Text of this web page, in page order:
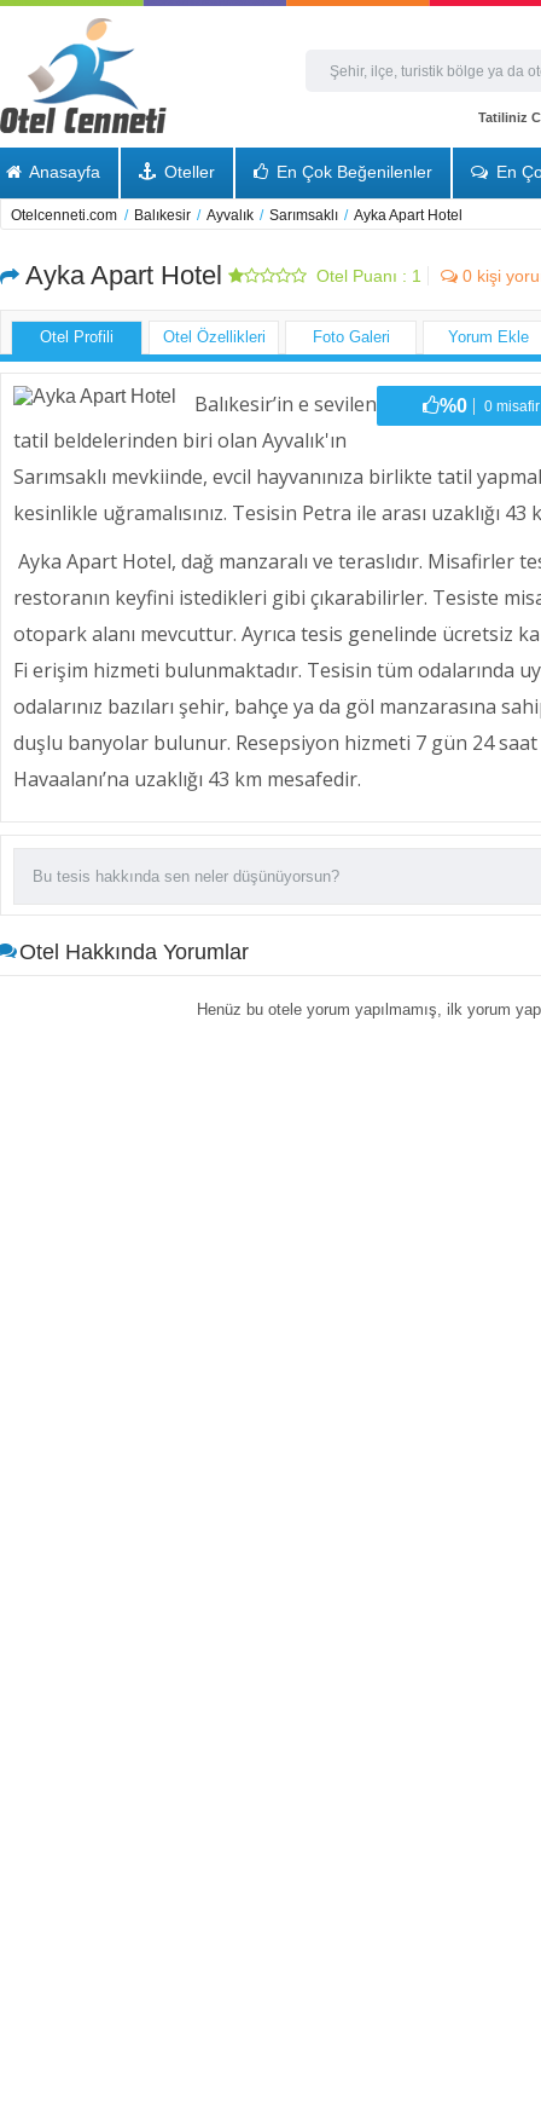
Tatiliniz
Anasayfa Oteller En Çok Beğenilenler En
Otelcenneti.com / Balıkesir / Ayvalık / Sarımsaklı / Ayka Apart Hotel
Ayka Apart Hotel Otel Puanı : 1 0 kişi
Otel Profili Otel Özellikleri Foto Galeri Yorum Ekle
%0 0
Balıkesir’in e sevilen
tatil beldelerinden biri olan Ayvalık'ın
Sarımsaklı mevkiinde, evcil hayvanınıza birlikte tatil
kesinlikle uğramalısınız. Tesisin Petra ile arası uzaklığı
Ayka Apart Hotel, dağ manzaralı ve teraslıdır. Misafirler
restoranın keyfini istedikleri gibi çıkarabilirler. Tesiste
otopark alanı mevcuttur. Ayrıca tesis genelinde ücretsiz
Fi erişim hizmeti bulunmaktadır. Tesisin tüm odalarında
odalarınız bazıları şehir, bahçe ya da göl manzarasına
duşlu banyolar bulunur. Resepsiyon hizmeti 7 gün 24
Havaalanı’na uzaklığı 43 km mesafedir.
Otel Hakkında Yorumlar
Henüz bu otele yorum yapılmamış, ilk yorum